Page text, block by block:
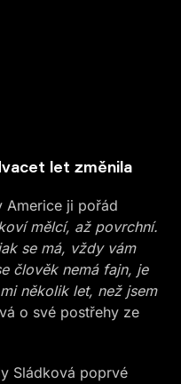
let změnila
Americe ji pořád
mělcí, až povrchní.
se má, vždy vám
člověk nemá fajn, je
několik let, než jsem
o své postřehy ze
Sládková poprvé